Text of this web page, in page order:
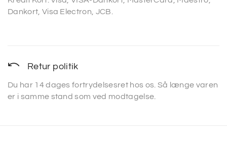
Dankort, Visa Electron, JCB.
Retur politik
Du har 14 dages fortrydelsesret hos os. Så længe varen
er i samme stand som ved modtagelse.